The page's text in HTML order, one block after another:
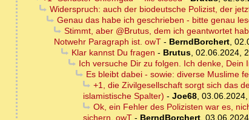
Widerspruch: auch der biodeutsche Polizist, der
Genau das habe ich geschrieben - bitte genau
Stimmt, aber @Brutus, dem ich geantwortet
Notwehr Paragraph ist. owT - BerndBorchert,
Klar kannst Du fragen - Brutus, 02.06.2024,
Ich versuche Dir zu folgen. Ich denke,
Es bleibt dabei - sowie: diverse Muslime
+1, die Zivilgesellschaft sorgt sich das
islamistische Spalter) - Joe68,
Ok, ein Fehler des Polizisten war es,
sichern. owT - BerndBorchert,